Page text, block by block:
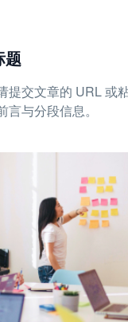
题
提交文章的 URL 或
与分段信息。